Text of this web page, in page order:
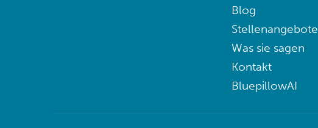
Blog
Stellenangebote
Was sie sagen
Kontakt
BluepillowAI